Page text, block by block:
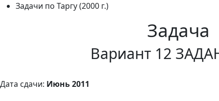
Задачи по Таргу (2000 г.)
Задача
Вариант 12
Дата сдачи: Июнь 2011